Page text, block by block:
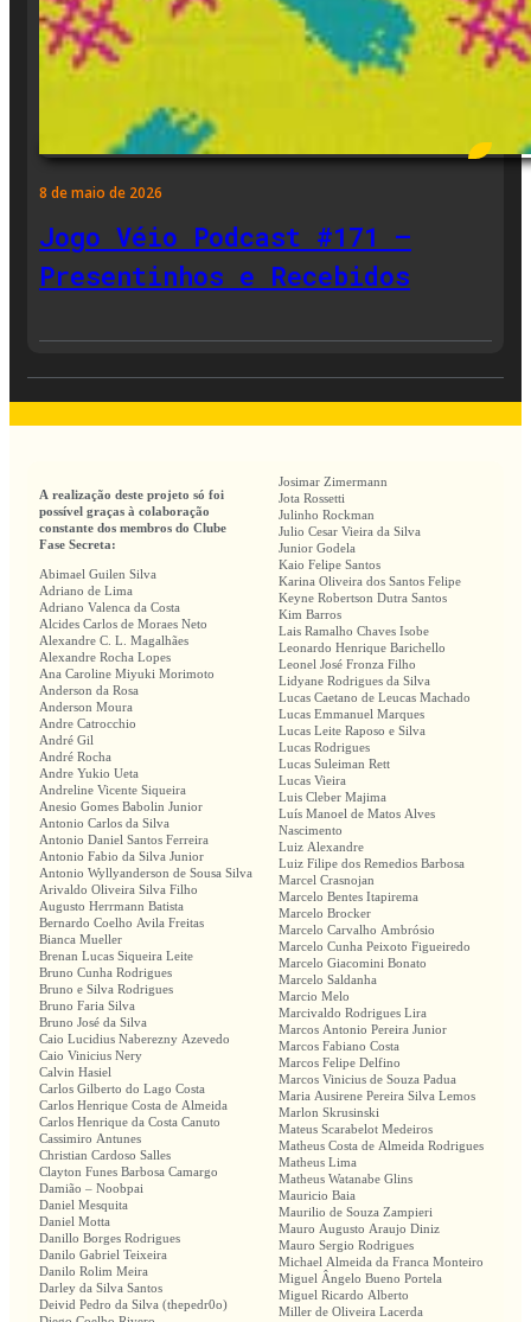
8 de maio de 2026
Jogo Véio Podcast #171 –
Presentinhos e Recebidos
A realização deste projeto só foi
possível graças à colaboração
constante dos membros do Clube
Fase Secreta:
Abimael Guilen Silva
Adriano de Lima
Adriano Valenca da Costa
Alcides Carlos de Moraes Neto
Alexandre C. L. Magalhães
Alexandre Rocha Lopes
Ana Caroline Miyuki Morimoto
Anderson da Rosa
Anderson Moura
Andre Catrocchio
André Gil
André Rocha
Andre Yukio Ueta
Andreline Vicente Siqueira
Anesio Gomes Babolin Junior
Antonio Carlos da Silva
Antonio Daniel Santos Ferreira
Antonio Fabio da Silva Junior
Antonio Wyllyanderson de Sousa Silva
Arivaldo Oliveira Silva Filho
Augusto Herrmann Batista
Bernardo Coelho Avila Freitas
Bianca Mueller
Brenan Lucas Siqueira Leite
Bruno Cunha Rodrigues
Bruno e Silva Rodrigues
Bruno Faria Silva
Bruno José da Silva
Caio Lucidius Naberezny Azevedo
Caio Vinicius Nery
Calvin Hasiel
Carlos Gilberto do Lago Costa
Carlos Henrique Costa de Almeida
Carlos Henrique da Costa Canuto
Cassimiro Antunes
Christian Cardoso Salles
Clayton Funes Barbosa Camargo
Damião – Noobpai
Daniel Mesquita
Daniel Motta
Danillo Borges Rodrigues
Danilo Gabriel Teixeira
Danilo Rolim Meira
Darley da Silva Santos
Deivid Pedro da Silva (thepedr0o)
Josimar Zimermann
Jota Rossetti
Julinho Rockman
Julio Cesar Vieira da Silva
Junior Godela
Kaio Felipe Santos
Karina Oliveira dos Santos Felipe
Keyne Robertson Dutra Santos
Kim Barros
Lais Ramalho Chaves Isobe
Leonardo Henrique Barichello
Leonel José Fronza Filho
Lidyane Rodrigues da Silva
Lucas Caetano de Leucas Machado
Lucas Emmanuel Marques
Lucas Leite Raposo e Silva
Lucas Rodrigues
Lucas Suleiman Rett
Lucas Vieira
Luis Cleber Majima
Luís Manoel de Matos Alves
Nascimento
Luiz Alexandre
Luiz Filipe dos Remedios Barbosa
Marcel Crasnojan
Marcelo Bentes Itapirema
Marcelo Brocker
Marcelo Carvalho Ambrósio
Marcelo Cunha Peixoto Figueiredo
Marcelo Giacomini Bonato
Marcelo Saldanha
Marcio Melo
Marcivaldo Rodrigues Lira
Marcos Antonio Pereira Junior
Marcos Fabiano Costa
Marcos Felipe Delfino
Marcos Vinicius de Souza Padua
Maria Ausirene Pereira Silva Lemos
Marlon Skrusinski
Mateus Scarabelot Medeiros
Matheus Costa de Almeida Rodrigues
Matheus Lima
Matheus Watanabe Glins
Mauricio Baia
Maurilio de Souza Zampieri
Mauro Augusto Araujo Diniz
Mauro Sergio Rodrigues
Michael Almeida da Franca Monteiro
Miguel Ângelo Bueno Portela
Miguel Ricardo Alberto
Miller de Oliveira Lacerda